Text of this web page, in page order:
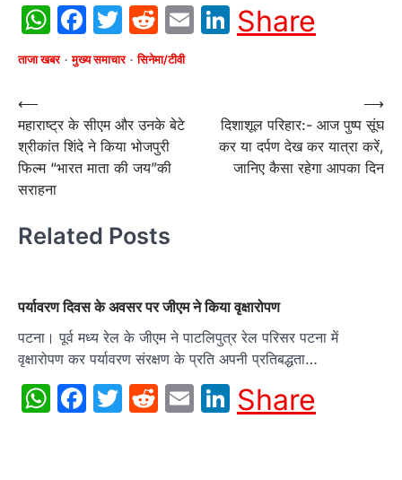
WhatsApp
Facebook
Twitter
Reddit
EmailLinkedIn
Share
ताजा खबर मुख्य समाचार सिनेमा/टीवी
Post
navigation
⟵
महाराष्ट्र के सीएम और उनके बेटे
श्रीकांत शिंदे ने किया भोजपुरी
फिल्म “भारत माता की जय”की
सराहना
दिशाशूल परिहार:- आज पुष्प सूंघ
कर या दर्पण देख कर यात्रा करें,
जानिए कैसा रहेगा आपका दिन
⟶
Related Posts
पर्यावरण दिवस के अवसर पर जीएम ने किया वृक्षारोपण
पटना। पूर्व मध्य रेल के जीएम ने पाटलिपुत्र रेल परिसर पटना में
वृक्षारोपण कर पर्यावरण संरक्षण के प्रति अपनी प्रतिबद्धता…
WhatsApp
Facebook
Twitter
Reddit
EmailLinkedIn
Share